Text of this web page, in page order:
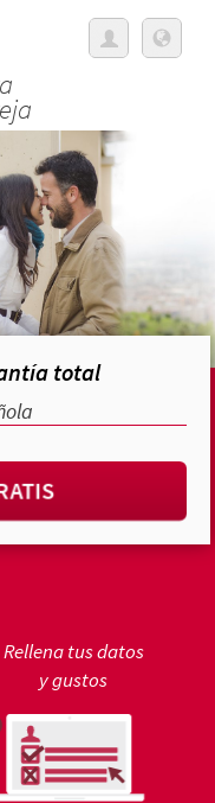
total
Rellena tus datos
y gustos